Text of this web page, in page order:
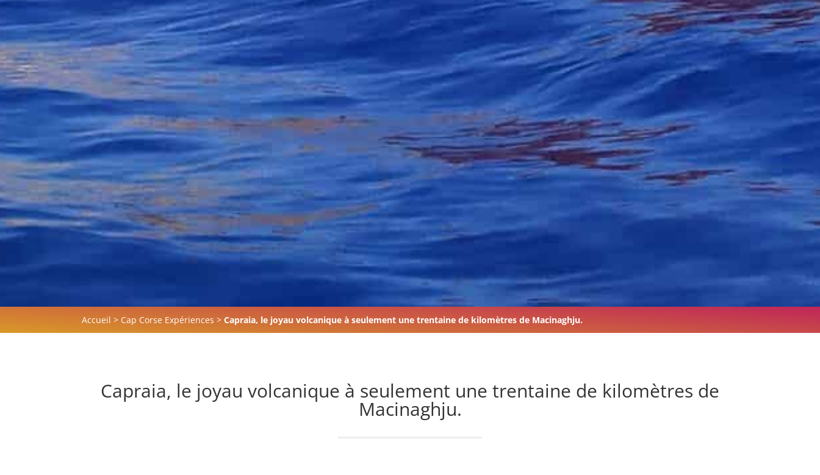
Accueil > Cap Corse Expériences >Capraia, le joyau volcanique à seulement une trentaine de kilomètres de Macinaghju.
Capraia, le joyau volcanique à seulement une trentaine de kilomètres de
Macinaghju.